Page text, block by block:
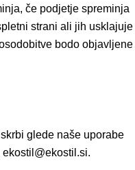
če podjetje spreminja
strani ali jih usklajuje
bodo objavljene
glede naše uporabe